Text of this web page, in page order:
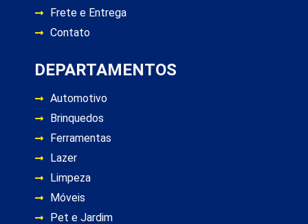
Frete e Entrega
Contato
DEPARTAMENTOS
Automotivo
Brinquedos
Ferramentas
Lazer
Limpeza
Móveis
Pet e Jardim